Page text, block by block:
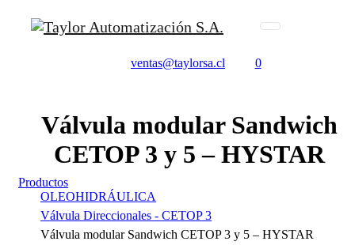
ventas@taylorsa.cl 0
Válvula modular Sandwich
CETOP 3 y 5–HYSTAR
Productos
OLEOHIDRÁULICA
Válvula Direccionales - CETOP 3
Válvula modular Sandwich CETOP 3 y 5 – HYSTAR